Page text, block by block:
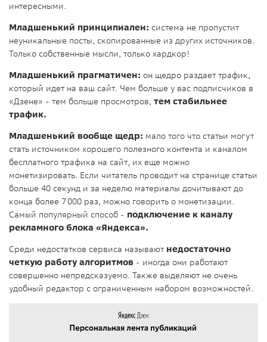
интересными.
Младшенький принципиален: система не пропустит
неуникальные посты, скопированные из других источников.
Только собственные мысли, только хардкор!
Младшенький прагматичен: он щедро раздает трафик,
который идет на ваш сайт. Чем больше у вас подписчиков в
«Дзене» - тем больше просмотров, тем стабильнее
трафик.
Младшенький вообще щедр: мало того что статьи могут
стать источником хорошего полезного контента и каналом
бесплатного трафика на сайт, их еще можно
монетизировать. Если читатель проводит на странице статьи
больше 40 секунд и за неделю материалы дочитывают до
конца более 7 000 раз, можно говорить о монетизации.
Самый популярный способ - подключение к каналу
рекламного блока «Яндекса».
Среди недостатков сервиса называют недостаточно
четкую работу алгоритмов - иногда они работают
совершенно непредсказуемо. Также выделяют не очень
удобный редактор с ограниченным набором возможностей.